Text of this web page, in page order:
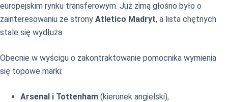
europejskim rynku transferowym. Już zimą głośno było o
zainteresowaniu ze strony Atletico Madryt, a lista chętnych
stale się wydłuża.
Obecnie w wyścigu o zakontraktowanie pomocnika wymienia
się topowe marki:
Arsenal i Tottenham (kierunek angielski),